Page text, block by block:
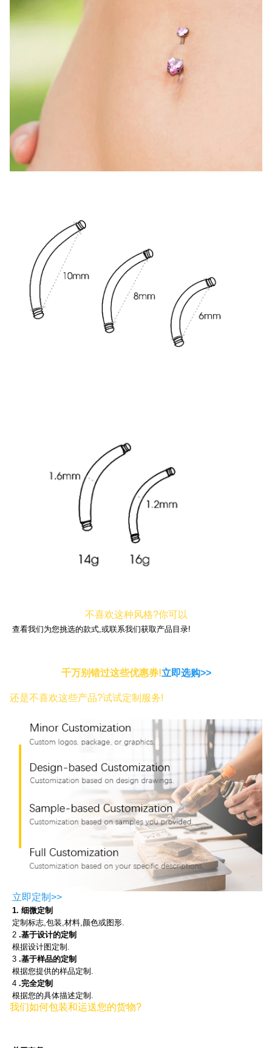
不喜欢这种风格?你可以
查看我们为您挑选的款式,或联系我们获取产品目录!
千万别错过这些优惠券!立即选购>>
还是不喜欢这些产品?试试定制服务!
立即定制>>
1. 细微定制
定制标志,包装,材料,颜色或图形.
2 .基于设计的定制
根据设计图定制.
3 .基于样品的定制
根据您提供的样品定制.
4 .完全定制
根据您的具体描述定制.
我们如何包装和运送您的货物?